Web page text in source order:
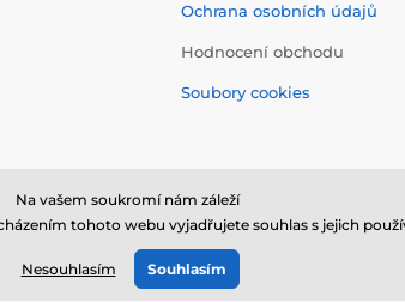
Ochrana osobních údajů
Hodnocení obchodu
Soubory cookies
⦁ E-shop vytvořilaSIMPLIA.cz
Na vašem soukromí nám záleží
tohoto webu vyjadřujete souhlas s jejich
Nesouhlasím Souhlasím